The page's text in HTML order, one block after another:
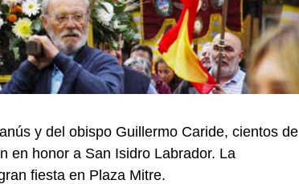
y del obispo Guillermo Caride, cientos de
en honor a San Isidro Labrador. La
fiesta en Plaza Mitre.